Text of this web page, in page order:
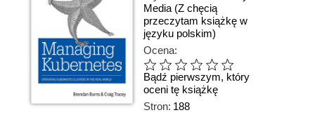
Media (Z chęcią
przeczytam książkę w
języku polskim)
Ocena:
Bądź pierwszym, który
oceni tę książkę
Stron: 188